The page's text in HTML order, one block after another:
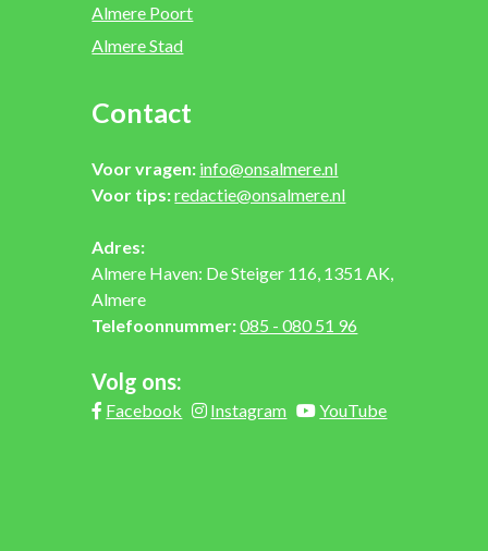
Almere Poort
Almere Stad
Contact
Voor vragen: info@onsalmere.nl
Voor tips:redactie@onsalmere.nl
Adres:
Almere Haven: De Steiger 116, 1351 AK,
Almere
Telefoonnummer:085 - 080 51 96
Volg ons:
Facebook Instagram YouTube